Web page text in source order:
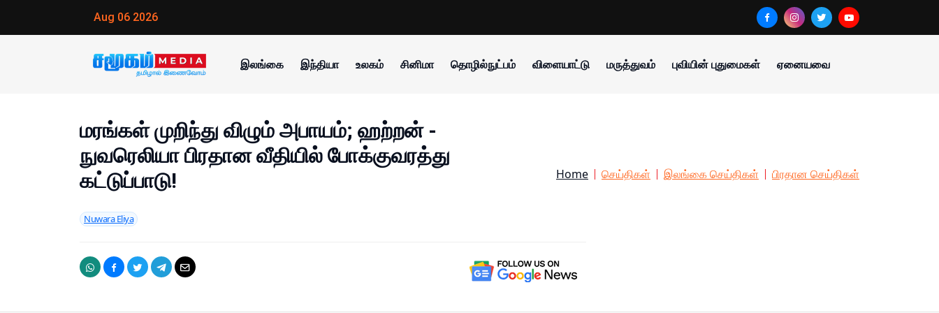
Aug 06 2026
இலங்கை இந்தியா உலகம் சினிமா தொழில்நுட்பம் விளையாட்டு மருத்துவம் புவியின் புதுமைகள் ஏனையவை
மரங்கள் முறிந்து விழும் அபாயம்; ஹற்றன் -
நுவரெலியா பிரதான வீதியில் போக்குவரத்து
கட்டுப்பாடு!
Nuwara Eliya
Home செய்திகள் இலங்கை செய்திகள் பிரதான செய்திகள்